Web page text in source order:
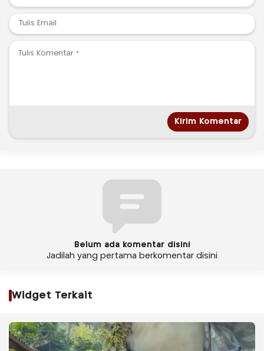
Belum ada komentar disini
Jadilah yang pertama berkomentar disini
Widget Terkait